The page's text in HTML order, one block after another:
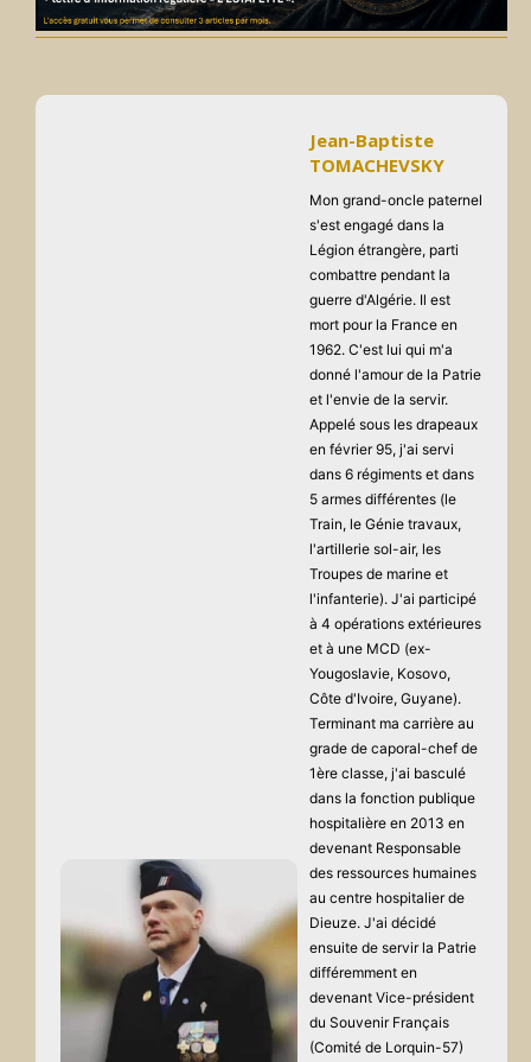
Jean-Baptiste
TOMACHEVSKY
Mon grand-oncle paternel
s'est engagé dans la
Légion étrangère, parti
combattre pendant la
guerre d'Algérie. Il est
mort pour la France en
1962. C'est lui qui m'a
donné l'amour de la Patrie
et l'envie de la servir.
Appelé sous les drapeaux
en février 95, j'ai servi
dans 6 régiments et dans
5 armes différentes (le
Train, le Génie travaux,
l'artillerie sol-air, les
Troupes de marine et
l'infanterie). J'ai participé
à 4 opérations extérieures
et à une MCD (ex-
Yougoslavie, Kosovo,
Côte d'Ivoire, Guyane).
Terminant ma carrière au
grade de caporal-chef de
1ère classe, j'ai basculé
dans la fonction publique
hospitalière en 2013 en
devenant Responsable
des ressources humaines
au centre hospitalier de
Dieuze. J'ai décidé
ensuite de servir la Patrie
différemment en
devenant Vice-président
du Souvenir Français
(Comité de Lorquin-57)